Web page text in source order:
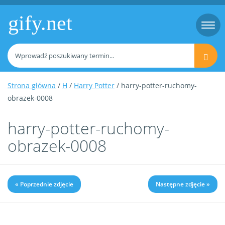
gify.net
Strona główna / H / Harry Potter / harry-potter-ruchomy-
obrazek-0008
harry-potter-ruchomy-
obrazek-0008
« Poprzednie zdjęcie Następne zdjęcie »